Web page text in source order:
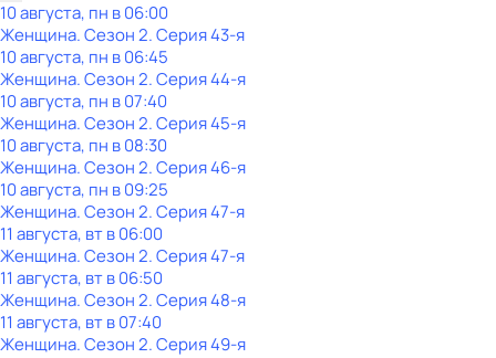
10 августа, пн в 06:00
Женщина. Сезон 2. Серия 43-я
10 августа, пн в 06:45
Женщина. Сезон 2. Серия 44-я
10 августа, пн в 07:40
Женщина. Сезон 2. Серия 45-я
10 августа, пн в 08:30
Женщина. Сезон 2. Серия 46-я
10 августа, пн в 09:25
Женщина. Сезон 2. Серия 47-я
11 августа, вт в 06:00
Женщина. Сезон 2. Серия 47-я
11 августа, вт в 06:50
Женщина. Сезон 2. Серия 48-я
11 августа, вт в 07:40
Женщина. Сезон 2. Серия 49-я